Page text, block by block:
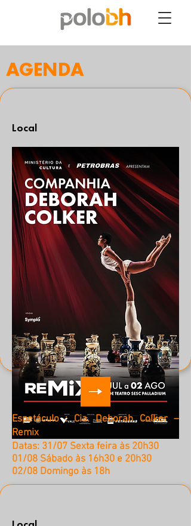
AGENDA
Local
Espetáculo : Cia. Deborah Colker –
Remix
Datas: 31/07 Sexta feira às 20h30
01/08 Sábado às 16h30 e 20h30
02/08 Domingo às 18h